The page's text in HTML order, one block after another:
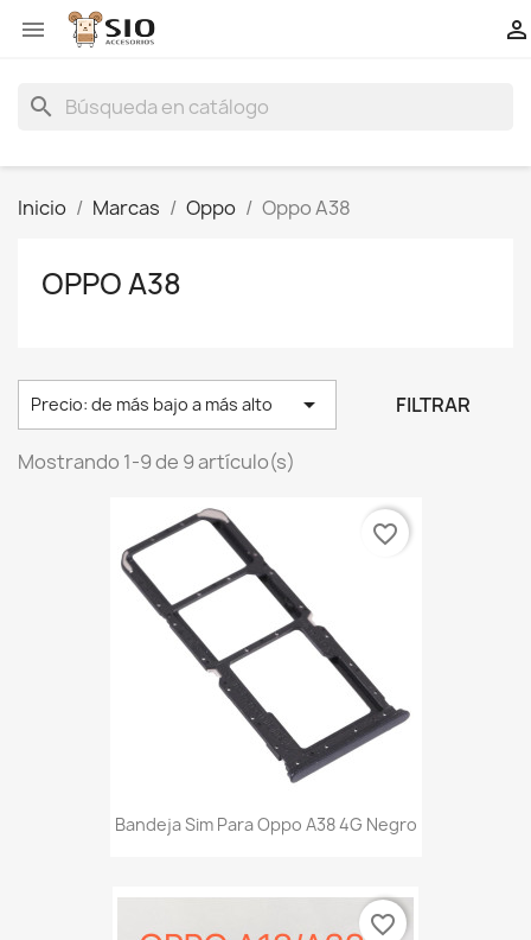
 
search
Inicio Marcas Oppo Oppo A38
OPPO A38
Precio: de más bajo a más alto  FILTRAR
Mostrando 1-9 de 9 artículo(s)
Bandeja Sim Para Oppo A38 4G Negro
favorite_border
favorite_border